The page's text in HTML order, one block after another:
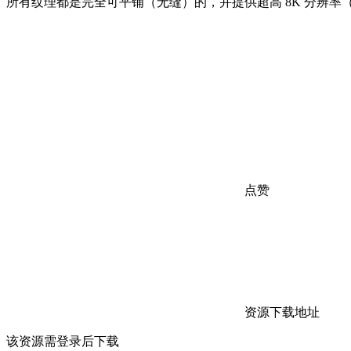
点赞
资源下载地址
该资源需登录后下载